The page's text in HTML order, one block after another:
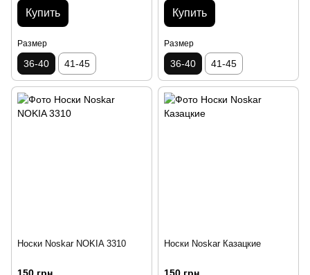
Купить
Размер
36-40 41-45
Купить
Размер
36-40 41-45
Носки Noskar NOKIA 3310
150 грн
Носки Noskar Казацкие
150 грн